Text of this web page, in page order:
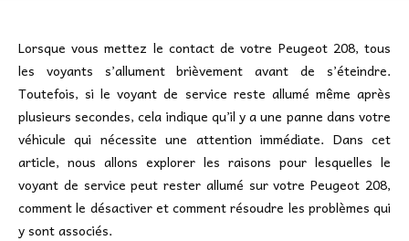
Lorsque vous mettez le contact de votre Peugeot 208, tous
les voyants s’allument brièvement avant de s’éteindre.
Toutefois, si le voyant de service reste allumé même après
plusieurs secondes, cela indique qu’il y a une panne dans votre
véhicule qui nécessite une attention immédiate. Dans cet
article, nous allons explorer les raisons pour lesquelles le
voyant de service peut rester allumé sur votre Peugeot 208,
comment le désactiver et comment résoudre les problèmes qui
y sont associés.